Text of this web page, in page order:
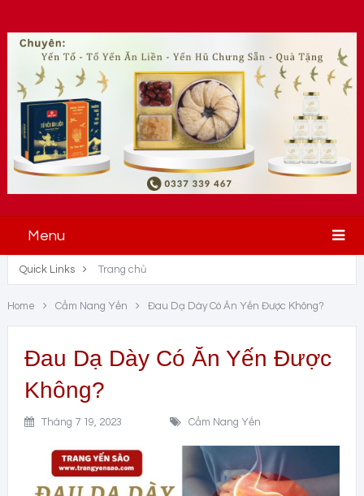
Menu
Quick Links Trang chủ
Home Cẩm Nang Yến Đau Dạ Dày Có Ăn Yến Được Không?
Đau Dạ Dày Có Ăn Yến Được
Không?
Tháng 7 19, 2023 Cẩm Nang Yến